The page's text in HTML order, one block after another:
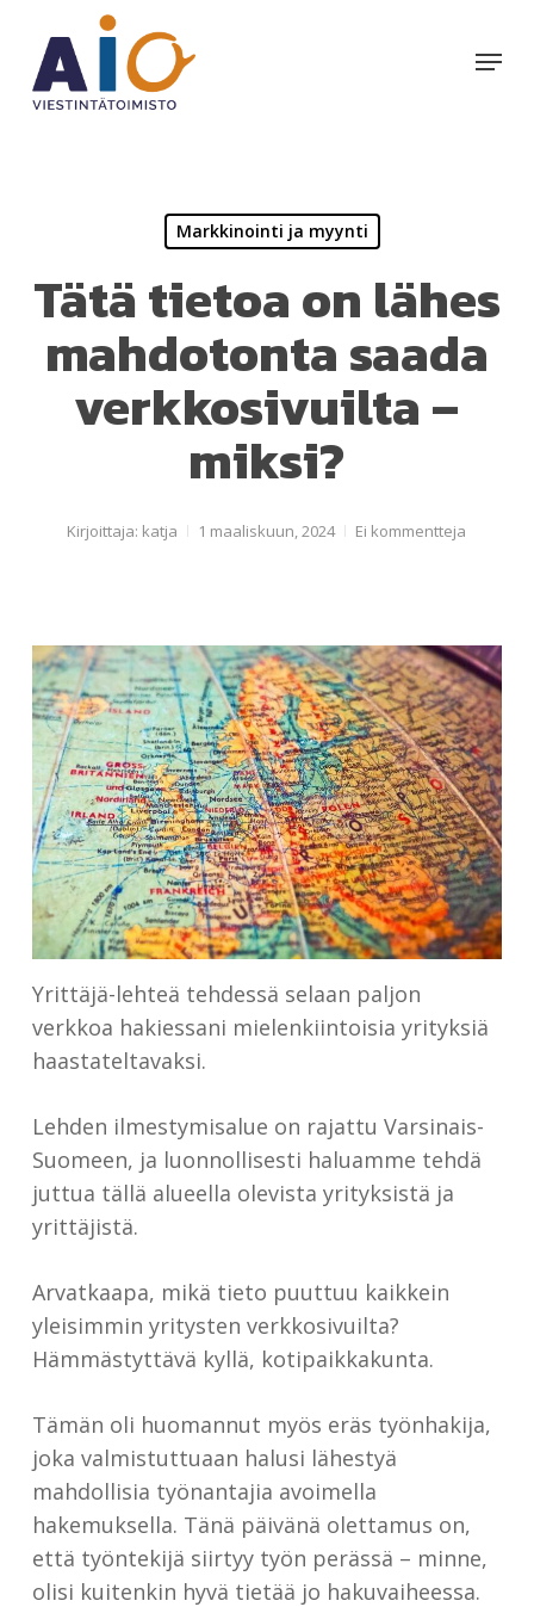
main
content
Menu
Markkinointi ja myynti
Tätä tietoa on lähes
mahdotonta saada
verkkosivuilta –
miksi?
Kirjoittaja: katja 1 maaliskuun, 2024 Ei kommentteja
Yrittäjä-lehteä tehdessä selaan paljon
verkkoa hakiessani mielenkiintoisia yrityksiä
haastateltavaksi.
Lehden ilmestymisalue on rajattu Varsinais-
Suomeen, ja luonnollisesti haluamme tehdä
juttua tällä alueella olevista yrityksistä ja
yrittäjistä.
Arvatkaapa, mikä tieto puuttuu kaikkein
yleisimmin yritysten verkkosivuilta?
Hämmästyttävä kyllä, kotipaikkakunta.
Tämän oli huomannut myös eräs työnhakija,
joka valmistuttuaan halusi lähestyä
mahdollisia työnantajia avoimella
hakemuksella. Tänä päivänä olettamus on,
että työntekijä siirtyy työn perässä – minne,
olisi kuitenkin hyvä tietää jo hakuvaiheessa.